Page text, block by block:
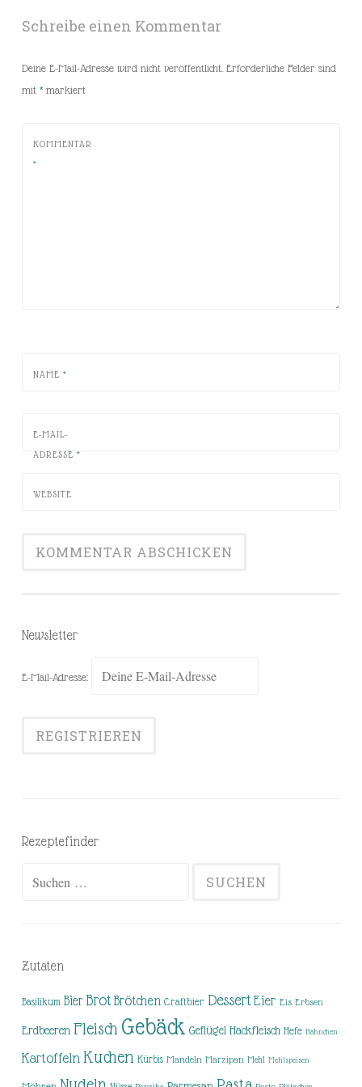
Schreibe einen Kommentar
Deine E-Mail-Adresse wird nicht veröffentlicht. Erforderliche Felder sind
mit *markiert
KOMMENTAR
*
NAME *
E-MAIL-
ADRESSE *
WEBSITE
Newsletter
E-Mail-Adresse:
Rezeptefinder
Zutaten
Basilikum Bier Brot Brötchen Craftbier Dessert Eier Eis Erbsen
Erdbeeren Fleisch Gebäck Geflügel Hackfleisch Hefe Hähnchen
Kartoffeln Kuchen Kürbis Mandeln Marzipan Mehl Mehlspeisen